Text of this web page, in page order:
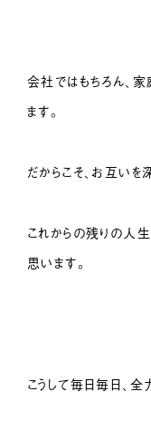
会社ではもちろん、
ます。
だからこそ、お互いを
これからの残りの人
思います。
こうして毎日毎日、全